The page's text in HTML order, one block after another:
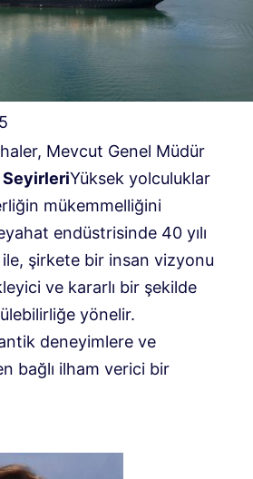
Mevcut Genel Müdür
SeyirleriYüksek yolculuklar
mükemmelliğini
endüstrisinde 40 yılı
ile, şirkete bir insan vizyonu
ve kararlı bir şekilde
yönelir.
deneyimlere ve
bağlı ilham verici bir